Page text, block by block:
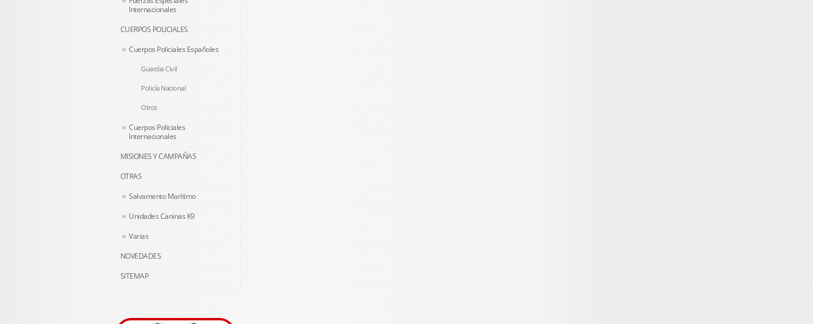
Internacionales
CUERPOS POLICIALES
Cuerpos Policiales Españoles
Guardia Civil
Policía Nacional
Otros
Cuerpos Policiales
Internacionales
MISIONES Y CAMPAÑAS
OTRAS
Salvamento Marítimo
Unidades Caninas K9
Varias
NOVEDADES
SITEMAP